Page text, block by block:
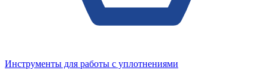
Инструменты для работы с уплотнениями